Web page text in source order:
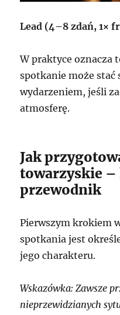
Lead (4–8 zdań, 1×
W praktyce oznacza
spotkanie może stać
wydarzeniem, jeśli
atmosferę.
Jak
towarzyskie
przewodnik
Pierwszym krokiem
spotkania jest
jego charakteru.
Wskazówka: Zawsze
nieprzewidzianych